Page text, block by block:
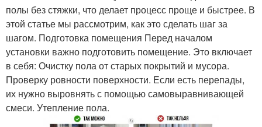
полы без стяжки, что делает процесс проще и быстрее. В
этой статье мы рассмотрим, как это сделать шаг за
шагом. Подготовка помещения Перед началом
установки важно подготовить помещение. Это включает
в себя: Очистку пола от старых покрытий и мусора.
Проверку ровности поверхности. Если есть перепады,
их нужно выровнять с помощью самовыравнивающей
смеси. Утепление пола.